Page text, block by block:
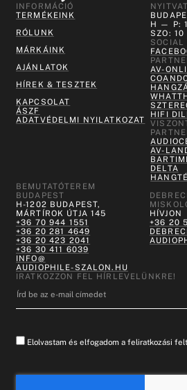
INFORMÁCIÓ
TERMÉKEINK
RÓLUNK
MÁRKÁINK
AJÁNLATOK
HÍREK & TESZTEK
KAPCSOLAT
ÁSZF
ADATVÉDELMI NYILATKOZAT
H — P:
SZO:
SOCIAL
AV-
HIFI
AV-
DELTA
BEMUTATÓTEREM
BUDAPEST
H-1202 BUDAPEST,
MÁRTÍROK ÚTJA 145
+36 70 944 1551
+36 20 281 4649
+36 20 423 2041
+36 30 411 6039
INFO@
AUDIOPHILE-SZALON.HU
HÍVJON
+36 20
IRATKOZZON FEL HÍRLEVELÜNKRE!
Elolvastam és elfogadom a feliratkozási